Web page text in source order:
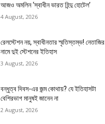
আজও অমলিন ‘স্বাধীন ভারত হিন্দু হোটেল’
4 August, 2026
রেলস্টেশন নয়, স্বাধীনতার স্মৃতিস্তম্ভ! নেতাজির
নামে দুই স্টেশনের ইতিহাস
3 August, 2026
বন্ধুত্ব দিবস-এর জন্ম কোথায়? যে ইতিহাসটা
বেশিরভাগ মানুষই জানেন না
2 August, 2026